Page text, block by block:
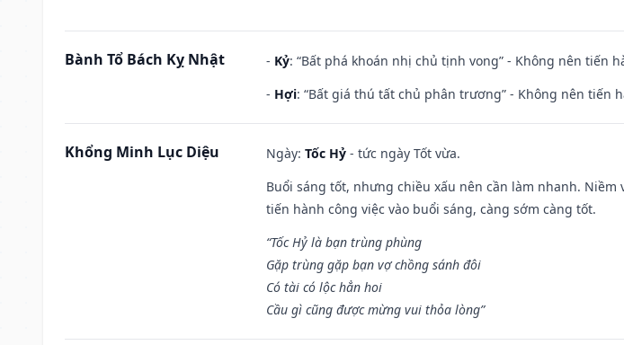
Bành Tổ Bách Kỵ Nhật - Kỷ: “Bất phá khoán nhị chủ tịnh vong” - Không nên tiến
- Hợi: “Bất giá thú tất chủ phân trương” - Không nên tiến
Khổng Minh Lục Diệu Ngày: Tốc Hỷ - tức ngày Tốt vừa.
Buổi sáng tốt, nhưng chiều xấu nên cần làm nhanh.
tiến hành công việc vào buổi sáng, càng sớm càng tốt.
“Tốc Hỷ là bạn trùng phùng
Gặp trùng gặp bạn vợ chồng sánh đôi
Có tài có lộc hẳn hoi
Cầu gì cũng được mừng vui thỏa lòng”